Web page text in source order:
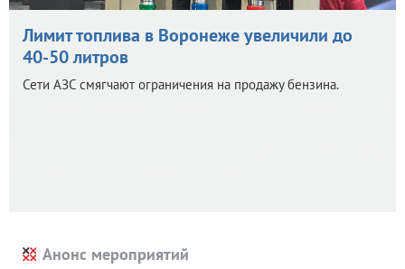
Лимит топлива в Воронеже увеличили до
40-50 литров
Сети АЗС смягчают ограничения на продажу бензина.
Анонс мероприятий